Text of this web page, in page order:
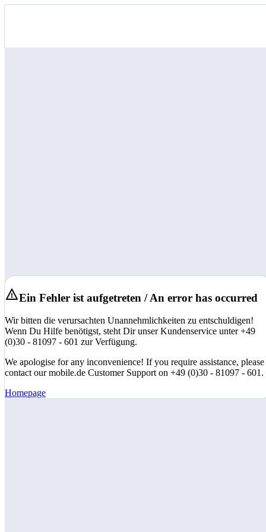
Ein Fehler ist aufgetreten / An error has occurred
Wir bitten die verursachten Unannehmlichkeiten zu entschuldigen!
Wenn Du Hilfe benötigst, steht Dir unser Kundenservice unter +49
(0)30 - 81097 - 601 zur Verfügung.
We apologise for any inconvenience! If you require assistance, please
contact our mobile.de Customer Support on +49 (0)30 - 81097 - 601.
Homepage